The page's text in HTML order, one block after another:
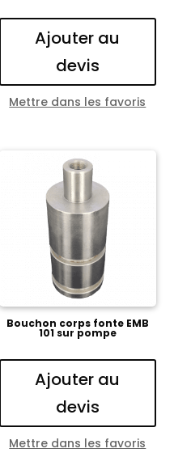
Ajouter au
devis
Mettre dans les favoris
Bouchon corps fonte EMB
101 sur pompe
Ajouter au
devis
Mettre dans les favoris